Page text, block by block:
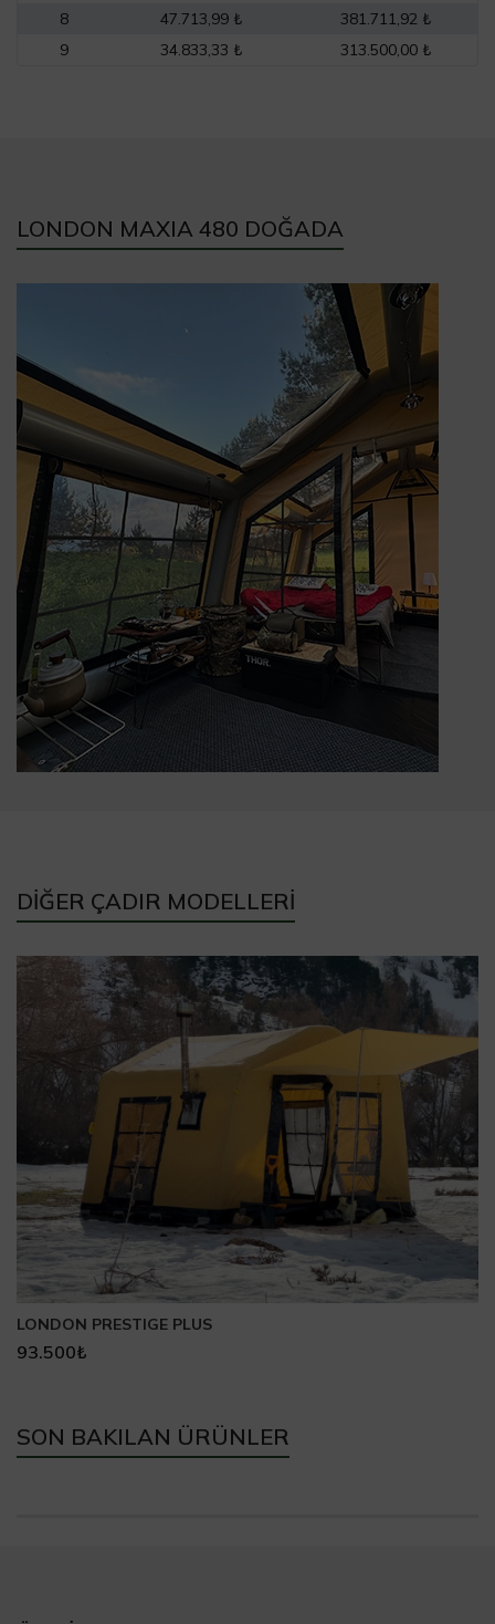
8
47.713,99 ₺
381.711,92 ₺
9
34.833,33 ₺ 313.500,00 ₺
LONDON MAXIA 480 DOĞADA
DİĞER ÇADIR MODELLERİ
LONDON PRESTIGE PLUS
93.500₺
SON BAKILAN ÜRÜNLER